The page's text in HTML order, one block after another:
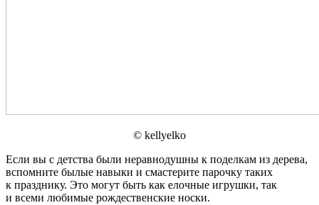
© kellyelko
Если вы с детства были неравнодушны к поделкам из дерева,
вспомните былые навыки и смастерите парочку таких
к празднику. Это могут быть как елочные игрушки, так
и всеми любимые рождественские носки.